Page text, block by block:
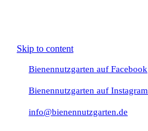
Skip to content
Bienennutzgarten auf Facebook
Bienennutzgarten auf Instagram
info@bienennutzgarten.de